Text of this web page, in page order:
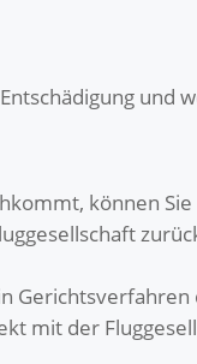
und
können
mit der